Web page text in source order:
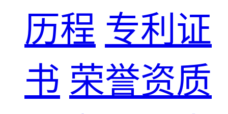
历程 专利证
书 荣誉资质